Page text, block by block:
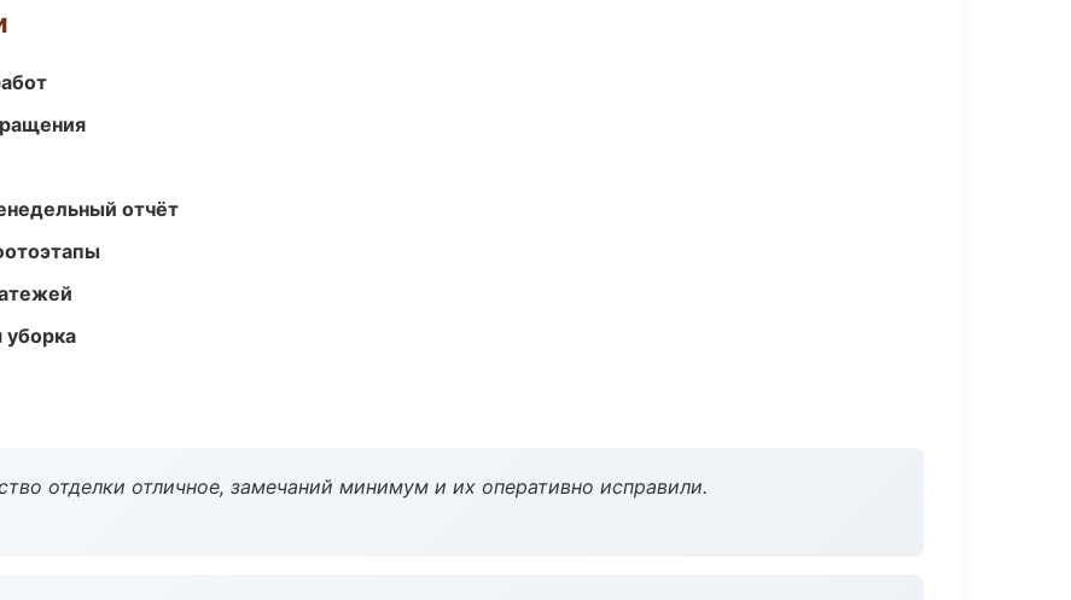
отчёт
уборка
отделки отличное, замечаний минимум и их оперативно исправили.